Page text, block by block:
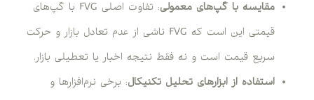
مقایسه با گپ‌های معمولی
: تفاوت اصلی FVG با گپ‌های
قیمتی این است که FVG ناشی از عدم تعادل بازار و حرکت
سریع قیمت است و نه فقط نتیجه اخبار یا تعطیلی بازار.
استفاده از ابزارهای تحلیل تکنیکال: برخی نرم‌افزارها و